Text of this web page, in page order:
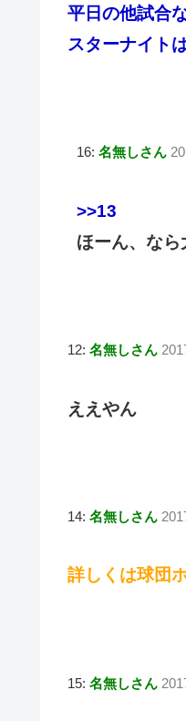
平日の他試合
スターナイト
16: 名無しさん
>>13
ほーん、な
12: 名無しさん
ええやん
14: 名無しさん
詳しくは球団
15: 名無しさん